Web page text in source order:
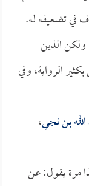
في تضعيفه له.
الذين
الرواية، وفي
بن نجي،
مرة يقول: عن